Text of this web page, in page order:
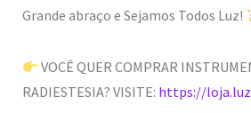
Grande abraço e Sejamos Todos Luz!
VOCÊ QUER COMPRAR
RADIESTESIA? VISITE: https://